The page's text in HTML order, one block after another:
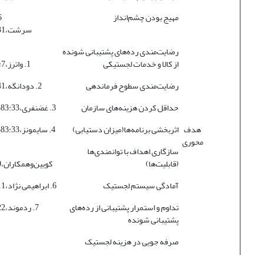
مهیج بودن چشم‌انداز
سرشت،1384:331
هدف
محوری
رضایت‌مندی رده‌های پشتیبانی شونده
از کالا و خدمات لجستیکی
رضایت‌مندی سطوح فرماندهی
حداقل کردن هزینه‌های سازمان
اثربخشی برنامه‌ها(میزان دستیابی)
سازگاری اهداف با توانمندی‌ها
(قابلیت‌ها)
آمادگی سیستم لجستیک
تداوم و استمرار پشتیبانی از رده‌های
پشتیبانی شونده
1. واترز،1384:7-9
2. دودانگه،1381:241
3. غضنفری،1383:33 و 337
4. سایمونز،1383:33 و 337
کویین‌وهمکاران،1382:70
6. ابراهیمی نژاد،1379:211
7. ردموند،2004:122
صرفه جویی در هزینه لجستیک